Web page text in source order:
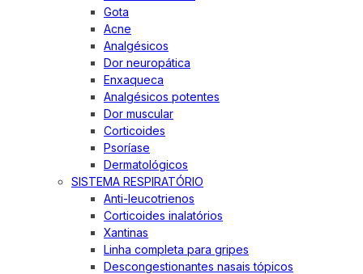
Gota
Acne
Analgésicos
Dor neuropática
Enxaqueca
Analgésicos potentes
Dor muscular
Corticoides
Psoríase
Dermatológicos
SISTEMA RESPIRATÓRIO
Anti-leucotrienos
Corticoides inalatórios
Xantinas
Linha completa para gripes
Descongestionantes nasais tópicos